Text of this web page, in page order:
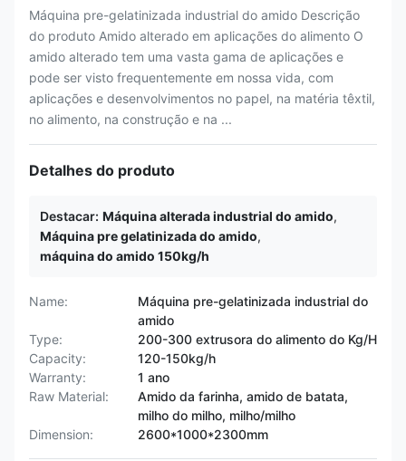
Máquina pre-gelatinizada industrial do amido Descrição
do produto Amido alterado em aplicações do alimento O
amido alterado tem uma vasta gama de aplicações e
pode ser visto frequentemente em nossa vida, com
aplicações e desenvolvimentos no papel, na matéria têxtil,
no alimento, na construção e na ...
Detalhes do produto
Destacar: Máquina alterada industrial do amido,
Máquina pre gelatinizada do amido,
máquina do amido 150kg/h
Name:
Máquina pre-gelatinizada industrial do
amido
Type:
200-300 extrusora do alimento do Kg/H
Capacity:
120-150kg/h
Warranty:
1 ano
Raw Material:
Amido da farinha, amido de batata,
milho do milho, milho/milho
Dimension:
2600*1000*2300mm